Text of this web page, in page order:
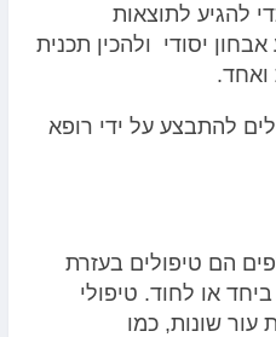
להגיע לתוצאות
יסודי ולהכין תכנית
ואחד.
להתבצע על ידי רופא
הם טיפולים בעזרת
או לחוד. טיפולי
עור שונות, כמו